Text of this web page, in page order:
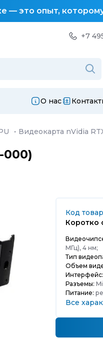
— это опыт,
+7
О нас
· Видеокарта nVidia
000)
Код
Коротко
МГц), 4 нм;
Тип
Объем
Интерфейс:
Разъемы:
Питание:
Все